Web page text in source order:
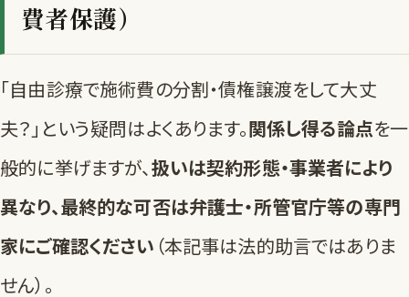
費者保護）
「自由診療で施術費の分割・債権譲渡をして大丈
夫？」という疑問はよくあります。関係し得る論点を一
般的に挙げますが、扱いは契約形態・事業者により
異なり、最終的な可否は弁護士・所管官庁等の専門
家にご確認ください （本記事は法的助言ではありま
せん）。